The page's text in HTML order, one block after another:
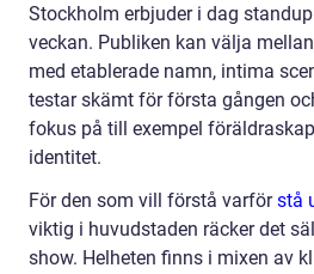
Stockholm erbjuder i dag
veckan. Publiken kan välja
med etablerade namn, intima
testar skämt för första gången
fokus på till exempel
identitet.
För den som vill förstå varförstå
viktig i huvudstaden räcker det
show. Helheten finns i mixen av